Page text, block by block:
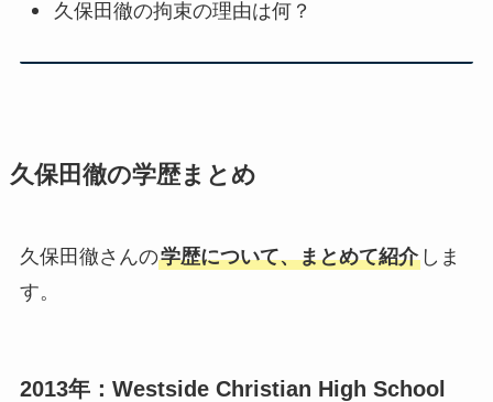
久保田徹の拘束の理由は何？
久保田徹の学歴まとめ
久保田徹さんの学歴について、まとめて紹介しま
す。
2013年：Westside Christian High School